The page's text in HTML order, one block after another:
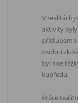
V realitách
aktivity
přístupem
osobní
byl sice
kupředu.
Práce